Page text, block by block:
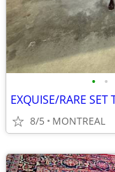
• •
8/5 MONTREAL